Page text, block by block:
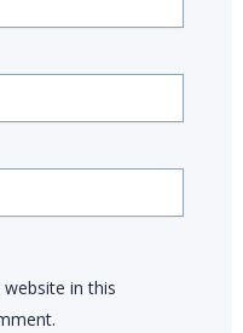
in this